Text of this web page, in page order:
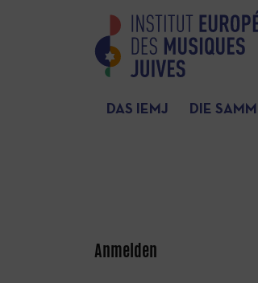
DAS IEMJ DIE
Anmelden